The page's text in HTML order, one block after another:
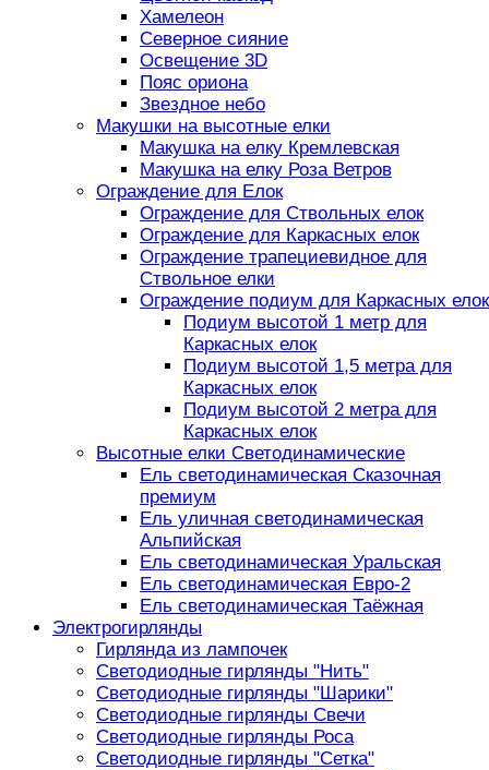
Хамелеон
Северное сияние
Освещение 3D
Пояс ориона
Звездное небо
Макушки на высотные елки
Макушка на елку Кремлевская
Макушка на елку Роза Ветров
Ограждение для Елок
Ограждение для Ствольных елок
Ограждение для Каркасных елок
Ограждение трапециевидное для
Ствольное елки
Ограждение подиум для Каркасных елок
Подиум высотой 1 метр для
Каркасных елок
Подиум высотой 1,5 метра для
Каркасных елок
Подиум высотой 2 метра для
Каркасных елок
Высотные елки Светодинамические
Ель светодинамическая Сказочная
премиум
Ель уличная светодинамическая
Альпийская
Ель светодинамическая Уральская
Ель светодинамическая Евро-2
Ель светодинамическая Таёжная
Электрогирлянды
Гирлянда из лампочек
Светодиодные гирлянды "Нить"
Светодиодные гирлянды "Шарики"
Светодиодные гирлянды Свечи
Светодиодные гирлянды Роса
Светодиодные гирлянды "Сетка"